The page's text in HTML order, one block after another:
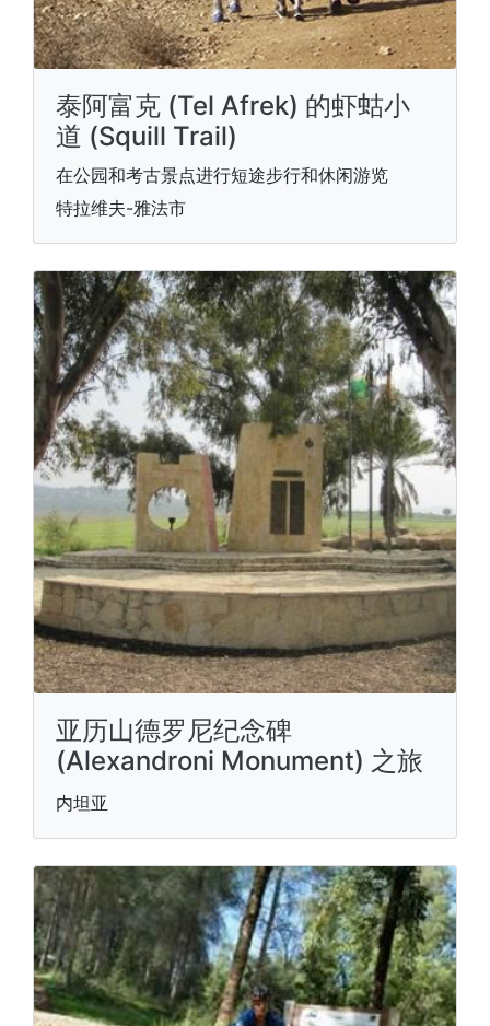
泰阿富克 (Tel Afrek) 的虾蛄小
道 (Squill Trail)
在公园和考古景点进行短途步行和休闲游览
特拉维夫-雅法市
亚历山德罗尼纪念碑
(Alexandroni Monument) 之旅
内坦亚